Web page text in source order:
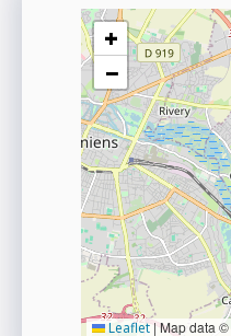
+
−
Leaflet|Map data ©